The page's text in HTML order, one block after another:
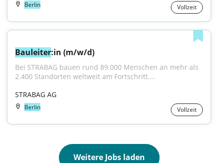
Berlin Vollzeit
Bauleiter:in (m/w/d)
Bei STRABAG bauen rund 89.000 Menschen an mehr als
2.400 Standorten weltweit am Fortschritt....
STRABAG AG
Berlin Vollzeit
Weitere Jobs laden